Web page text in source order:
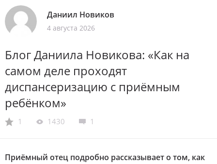
Даниил Новиков
4 августа 2026
Блог Даниила Новикова: «Как на
самом деле проходят
диспансеризацию с приёмным
ребёнком»
1 1430 1
Приёмный отец подробно рассказывает о том, как